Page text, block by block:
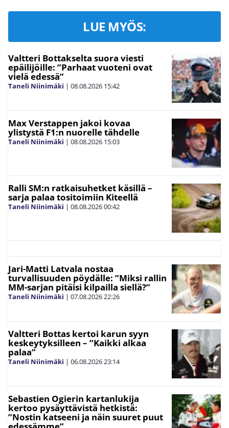
LUE MYÖS:
Valtteri Bottakselta suora viesti
epäilijöille: ”Parhaat vuoteni ovat
vielä edessä”
Taneli Niinimäki | 08.08.2026 15:42
Max Verstappen jakoi kovaa
ylistystä F1:n nuorelle tähdelle
Taneli Niinimäki | 08.08.2026 15:03
Ralli SM:n ratkaisuhetket käsillä –
sarja palaa tositoimiin Kiteellä
Taneli Niinimäki | 08.08.202600:42
Jari-Matti Latvala nostaa
turvallisuuden pöydälle: ”Miksi rallin
MM-sarjan pitäisi kilpailla siellä?”
Taneli Niinimäki | 07.08.202622:26
Valtteri Bottas kertoi karun syyn
keskeytyksilleen – ”Kaikki alkaa
palaa”
Taneli Niinimäki | 06.08.202623:14
Sebastien Ogierin kartanlukija
kertoo pysäyttävistä hetkistä:
”Nostin katseeni ja näin suuret puut